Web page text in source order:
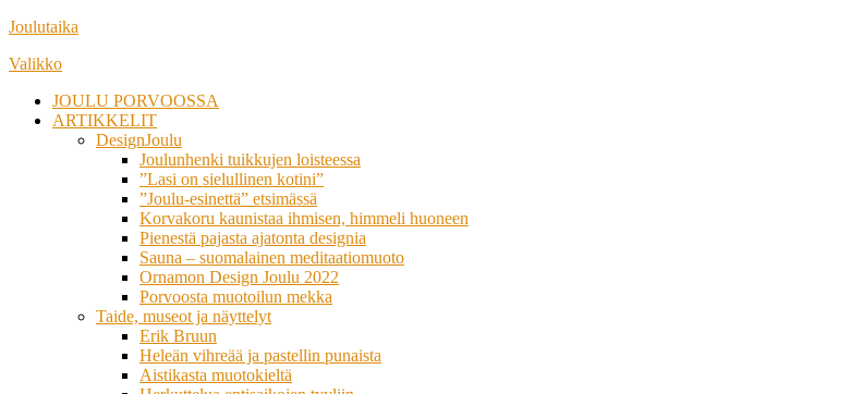
Siirry
sisältöön
Joulutaika
Valikko
JOULU PORVOOSSA
ARTIKKELIT
DesignJoulu
Joulunhenki tuikkujen loisteessa
”Lasi on sielullinen kotini”
”Joulu-esinettä” etsimässä
Korvakoru kaunistaa ihmisen, himmeli huoneen
Pienestä pajasta ajatonta designia
Sauna – suomalainen meditaatiomuoto
Ornamon Design Joulu 2022
Porvoosta muotoilun mekka
Taide, museot ja näyttelyt
Erik Bruun
Heleän vihreää ja pastellin punaista
Aistikasta muotokieltä